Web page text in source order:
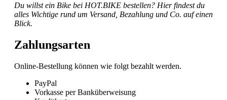
Du willst ein Bike bei HOT.BIKE bestellen? Hier findest du
alles Wichtige rund um Versand, Bezahlung und Co. auf einen
Blick.
Zahlungsarten
Online-Bestellung können wie folgt bezahlt werden.
PayPal
Vorkasse per Banküberweisung